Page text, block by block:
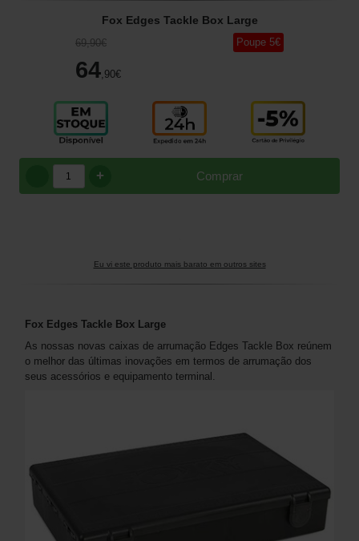
Fox Edges Tackle Box Large
69,90€
64 ,90€
Poupe 5€
Comprar
+
Eu vi este produto mais barato em outros sites
Fox Edges Tackle Box Large
As nossas novas caixas de arrumação Edges Tackle Box reúnem
o melhor das últimas inovações em termos de arrumação dos
seus acessórios e equipamento terminal.